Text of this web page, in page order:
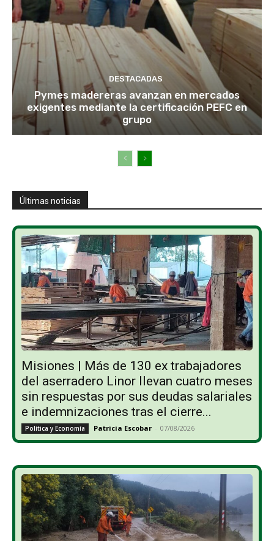
DESTACADAS
Pymes madereras avanzan en mercados
exigentes mediante la certificación PEFC en
grupo
Últimas noticias
Misiones | Más de 130 ex trabajadores
del aserradero Linor llevan cuatro meses
sin respuestas por sus deudas salariales
e indemnizaciones tras el cierre...
Política y Economía Patricia Escobar - 07/08/2026